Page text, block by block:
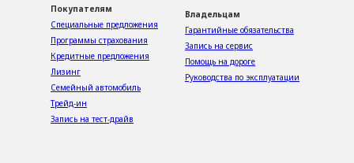
Владельцам
Гарантийные обязательства
Запись на сервис
Помощь на дороге
Руководства по эксплуатации
Покупателям
Специальные предложения
Программы страхования
Кредитные предложения
Лизинг
Семейный автомобиль
Трейд-ин
Запись на тест-драйв